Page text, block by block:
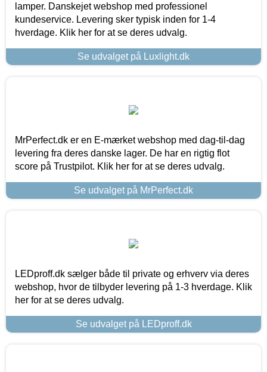
lamper. Danskejet webshop med professionel
kundeservice. Levering sker typisk inden for 1-4
hverdage. Klik her for at se deres udvalg.
Se udvalget på Luxlight.dk
MrPerfect.dk er en E-mærket webshop med dag-til-dag
levering fra deres danske lager. De har en rigtig flot
score på Trustpilot. Klik her for at se deres udvalg.
Se udvalget på MrPerfect.dk
LEDproff.dk sælger både til private og erhverv via deres
webshop, hvor de tilbyder levering på 1-3 hverdage. Klik
her for at se deres udvalg.
Se udvalget på LEDproff.dk